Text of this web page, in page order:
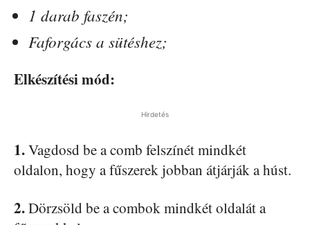
1 darab faszén;
Faforgács a sütéshez;
Elkészítési mód:
Hirdetés
1.Vagdosd be a comb felszínét mindkét
oldalon, hogy a fűszerek jobban átjárják a húst.
2.Dörzsöld be a combok mindkét oldalát a